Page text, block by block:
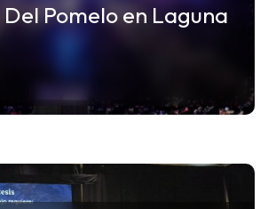
Pomelo en Laguna